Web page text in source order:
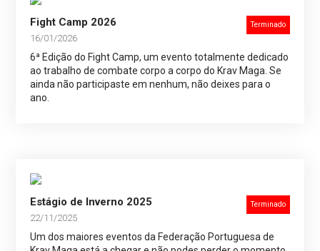
Terminado
Fight Camp 2026
16/01/2026
6ª Edição do Fight Camp, um evento totalmente dedicado
ao trabalho de combate corpo a corpo do Krav Maga. Se
ainda não participaste em nenhum, não deixes para o
ano.
Terminado
Estágio de Inverno 2025
22/11/2025
Um dos maiores eventos da Federação Portuguesa de